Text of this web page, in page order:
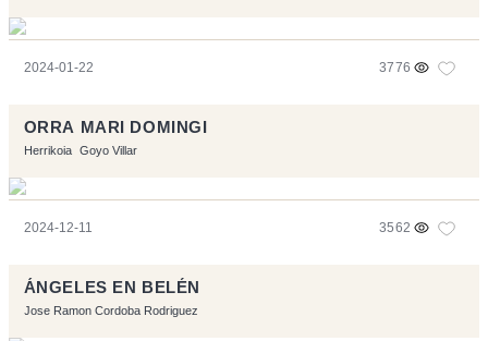
2024-01-22 3776
ORRA MARI DOMINGI
Herrikoia Goyo Villar
2024-12-11 3562
ÁNGELES EN BELÉN
Jose Ramon Cordoba Rodriguez